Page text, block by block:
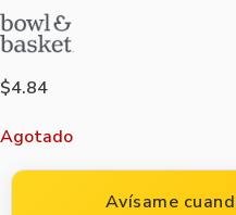
$4.84
Agotado
Avísame